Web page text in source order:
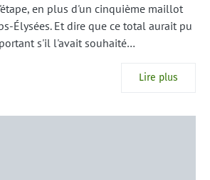
en plus d'un cinquième maillot
Élysées. Et dire que ce total aurait pu
s'il l'avait souhaité…
Lire plus